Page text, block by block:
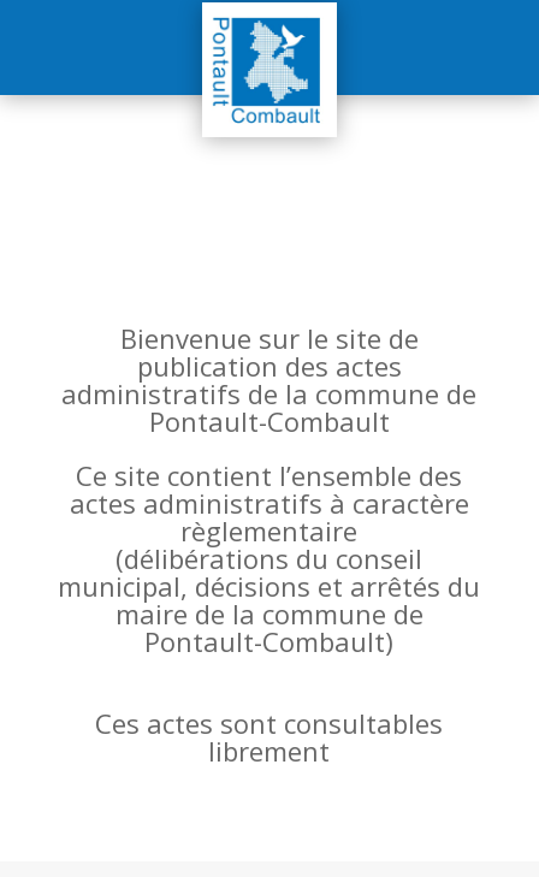
Bienvenue sur le site de
publication des actes
administratifs de la commune de
Pontault-Combault
Ce site contient l’ensemble des
actes administratifs à caractère
règlementaire
(délibérations du conseil
municipal, décisions et arrêtés du
maire de la commune de
Pontault-Combault)
Ces actes sont consultables
librement